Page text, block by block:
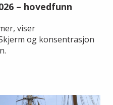
– hovedfunn
viser
og konsentrasjon